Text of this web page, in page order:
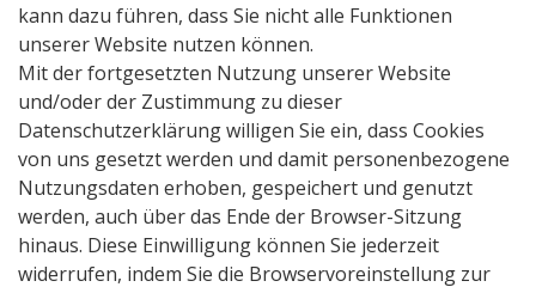
kann dazu führen, dass Sie nicht alle Funktionen
unserer Website nutzen können.
Mit der fortgesetzten Nutzung unserer Website
und/oder der Zustimmung zu dieser
Datenschutzerklärung willigen Sie ein, dass Cookies
von uns gesetzt werden und damit personenbezogene
Nutzungsdaten erhoben, gespeichert und genutzt
werden, auch über das Ende der Browser-Sitzung
hinaus. Diese Einwilligung können Sie jederzeit
widerrufen, indem Sie die Browservoreinstellung zur